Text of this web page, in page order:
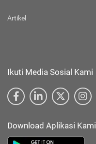
Artikel
Ikuti Media Sosial Kami
Download Aplikasi Kami